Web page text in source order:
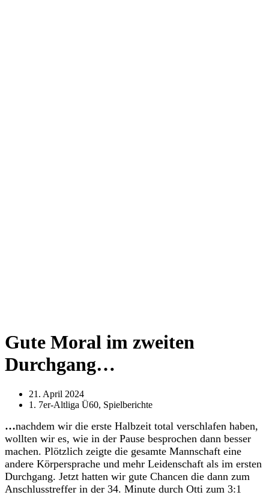
Gute Moral im zweiten
Durchgang…
21. April 2024
1. 7er-Altliga Ü60, Spielberichte
…nachdem wir die erste Halbzeit total verschlafen haben,
wollten wir es, wie in der Pause besprochen dann besser
machen. Plötzlich zeigte die gesamte Mannschaft eine
andere Körpersprache und mehr Leidenschaft als im ersten
Durchgang. Jetzt hatten wir gute Chancen die dann zum
Anschlusstreffer in der 34. Minute durch Otti zum 3:1